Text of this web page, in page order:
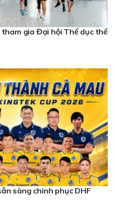
gia Đại hội Thể dục thể
sàng chinh phục DHF